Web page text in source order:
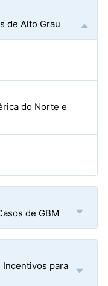
de Alto Grau
do Norte e
de GBM
Incentivos para